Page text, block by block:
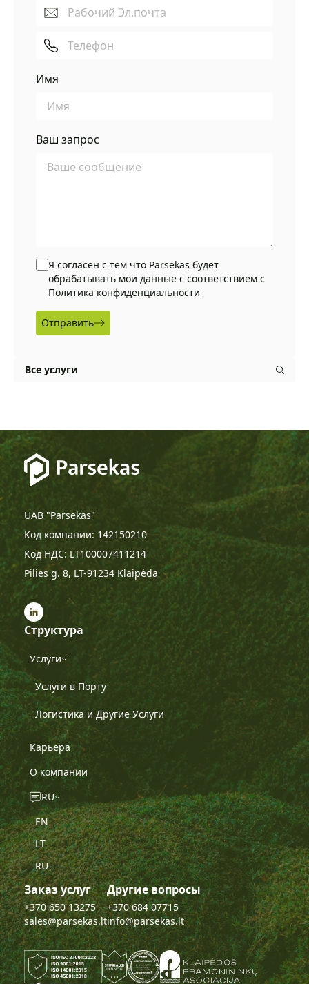
Имя
Ваш запрос
Я согласен с тем что Parsekas будет
обрабатывать мои данные с соответствием с
Политика конфиденциальности
Отправить
Все услуги
UAB "Parsekas"
Код компании: 142150210
Код НДС: LT100007411214
Pilies g. 8, LT-91234 Klaipėda
Структура
Услуги
Услуги в Порту
Логистика и Другие Услуги
Карьера
O компании
RU
EN
LT
RU
Заказ услуг
+370 650 13275
sales@parsekas.lt
Другие вопросы
+370 684 07715
info@parsekas.lt